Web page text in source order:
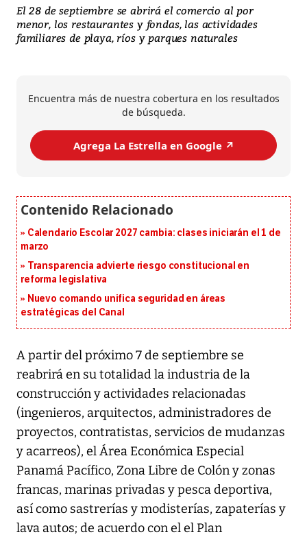
El 28 de septiembre se abrirá el comercio al por
menor, los restaurantes y fondas, las actividades
familiares de playa, ríos y parques naturales
Encuentra más de nuestra cobertura en los resultados
de búsqueda.
Agrega La Estrella en Google ↗️
Calendario Escolar 2027 cambia: clases iniciarán el 1 de
marzo
Transparencia advierte riesgo constitucional en
reforma legislativa
Nuevo comando unifica seguridad en áreas
estratégicas del Canal
A partir del próximo 7 de septiembre se
reabrirá en su totalidad la industria de la
construcción y actividades relacionadas
(ingenieros, arquitectos, administradores de
proyectos, contratistas, servicios de mudanzas
y acarreos), el Área Económica Especial
Panamá Pacífico, Zona Libre de Colón y zonas
francas, marinas privadas y pesca deportiva,
así como sastrerías y modisterías, zapaterías y
lava autos; de acuerdo con el el Plan